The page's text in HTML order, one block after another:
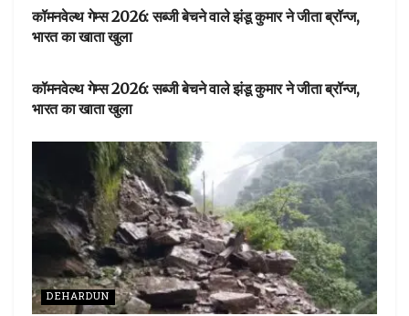
कॉमनवेल्थ गेम्स 2026: सब्जी बेचने वाले झंडू कुमार ने जीता ब्रॉन्ज,
भारत का खाता खुला
कॉमनवेल्थ गेम्स 2026: सब्जी बेचने वाले झंडू कुमार ने जीता ब्रॉन्ज,
भारत का खाता खुला
DEHARDUN